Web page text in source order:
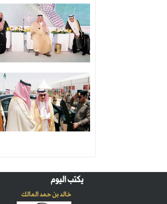
يكتب اليوم
خالد بن حمد المالك